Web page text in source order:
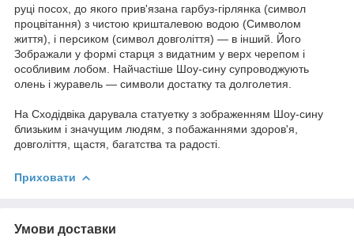
руці посох, до якого прив'язана гарбуз-гірлянка (символ
процвітання) з чистою кришталевою водою (Символом
життя), і персиком (символ довголіття) — в інший. Його
Зображали у формі старця з видатним у верх черепом і
особливим лобом. Найчастіше Шоу-сину супроводжують
олень і журавель — символи достатку та долголетия.
На Сходідвіка дарувала статуетку з зображенням Шоу-сину
близьким і значущим людям, з побажаннями здоров'я,
довголіття, щастя, багатства та радості.
Приховати
Умови доставки